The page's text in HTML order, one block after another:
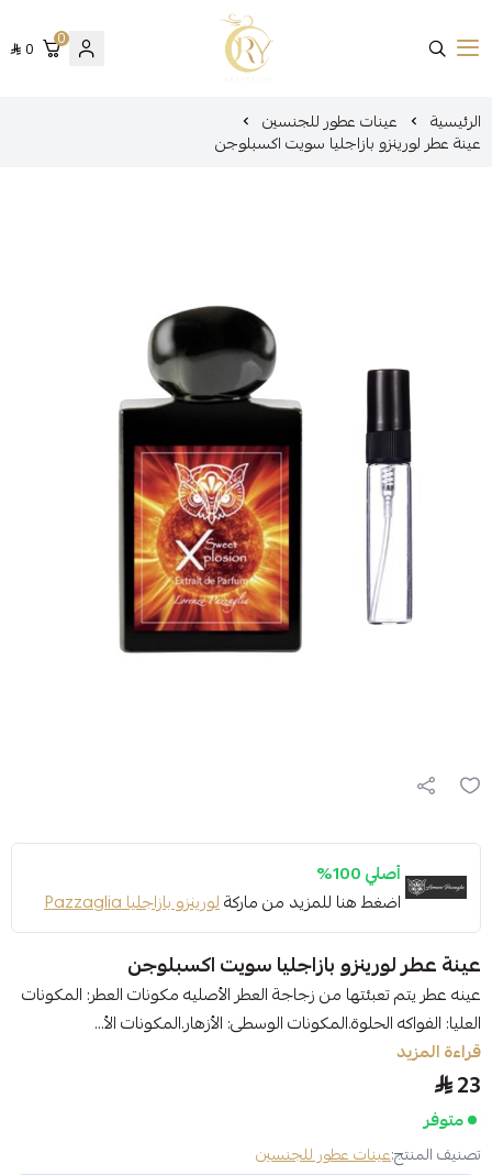
متجر عينات عطور أوري
0
0
الرئيسية عينات عطور للجنسين
عينة عطر لورينزو بازاجليا سويت اكسبلوجن
أصلي 100%
اضغط هنا للمزيد من ماركةلورينزو بازاجليا Pazzaglia
عينة عطر لورينزو بازاجليا سويت اكسبلوجن
عينه عطر يتم تعبئتها من زجاجة العطر الأصليه مكونات العطر: المكونات
العليا: الفواكه الحلوة.المكونات الوسطى: الأزهار.المكونات الأ...
قراءة المزيد
23
متوفر
تصنيف المنتج:عينات عطور للجنسين